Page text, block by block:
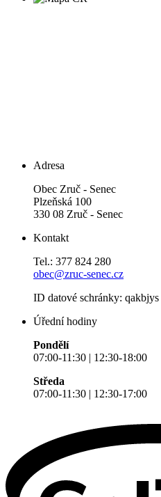
Adresa
Obec Zruč - Senec
Plzeňská 100
330 08 Zruč - Senec
Kontakt
Tel.: 377 824 280
obec@zruc-senec.cz
ID datové schránky: qakbjys
Úřední hodiny
Pondělí
07:00-11:30 | 12:30-18:00
Středa
07:00-11:30 | 12:30-17:00